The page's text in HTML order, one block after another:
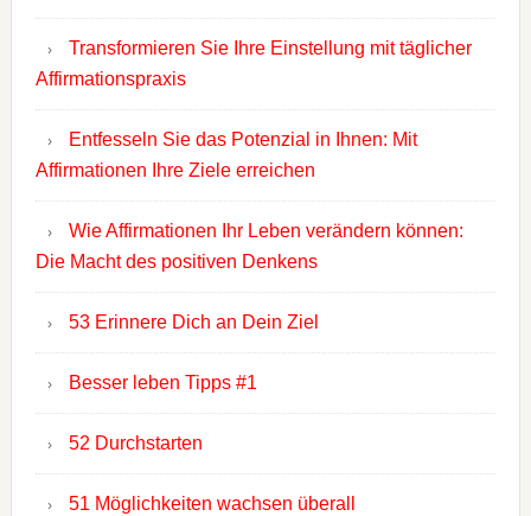
Transformieren Sie Ihre Einstellung mit täglicher
Affirmationspraxis
Entfesseln Sie das Potenzial in Ihnen: Mit
Affirmationen Ihre Ziele erreichen
Wie Affirmationen Ihr Leben verändern können:
Die Macht des positiven Denkens
53 Erinnere Dich an Dein Ziel
Besser leben Tipps #1
52 Durchstarten
51 Möglichkeiten wachsen überall